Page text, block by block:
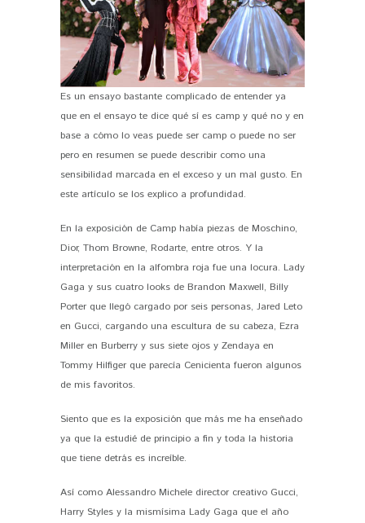
Es un ensayo bastante complicado de entender ya
que en el ensayo te dice qué sí es camp y qué no y en
base a cómo lo veas puede ser camp o puede no ser
pero en resumen se puede describir como una
sensibilidad marcada en el exceso y un mal gusto. En
este artículo se los explico a profundidad.
En la exposición de Camp había piezas de Moschino,
Dior, Thom Browne, Rodarte, entre otros. Y la
interpretación en la alfombra roja fue una locura. Lady
Gaga y sus cuatro looks de Brandon Maxwell, Billy
Porter que llegó cargado por seis personas, Jared Leto
en Gucci, cargando una escultura de su cabeza, Ezra
Miller en Burberry y sus siete ojos y Zendaya en
Tommy Hilfiger que parecía Cenicienta fueron algunos
de mis favoritos.
Siento que es la exposición que más me ha enseñado
ya que la estudié de principio a fin y toda la historia
que tiene detrás es increíble.
Así como Alessandro Michele director creativo Gucci,
Harry Styles y la mismísima Lady Gaga que el año